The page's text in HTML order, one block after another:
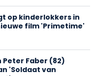
op kinderlokkers in
film 'Primetime'
Faber (82)
'Soldaat van